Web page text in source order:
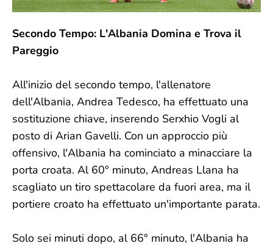
Secondo Tempo: L'Albania Domina e Trova il
Pareggio
All'inizio del secondo tempo, l'allenatore
dell'Albania, Andrea Tedesco, ha effettuato una
sostituzione chiave, inserendo Serxhio Vogli al
posto di Arian Gavelli. Con un approccio più
offensivo, l'Albania ha cominciato a minacciare la
porta croata. Al 60° minuto, Andreas Llana ha
scagliato un tiro spettacolare da fuori area, ma il
portiere croato ha effettuato un'importante parata.
Solo sei minuti dopo, al 66° minuto, l'Albania ha